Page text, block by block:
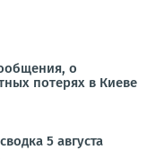
о
потерях в Киеве
5 августа